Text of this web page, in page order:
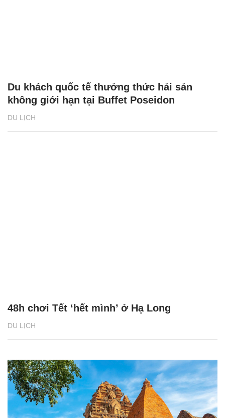
DU LỊCH
Du khách quốc tế thưởng thức hải sản
không giới hạn tại Buffet Poseidon
DU LỊCH
48h chơi Tết ‘hết mình’ ở Hạ Long